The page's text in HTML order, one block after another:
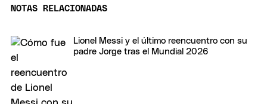
NOTAS RELACIONADAS
Lionel Messi y el último reencuentro con su
padre Jorge tras el Mundial 2026